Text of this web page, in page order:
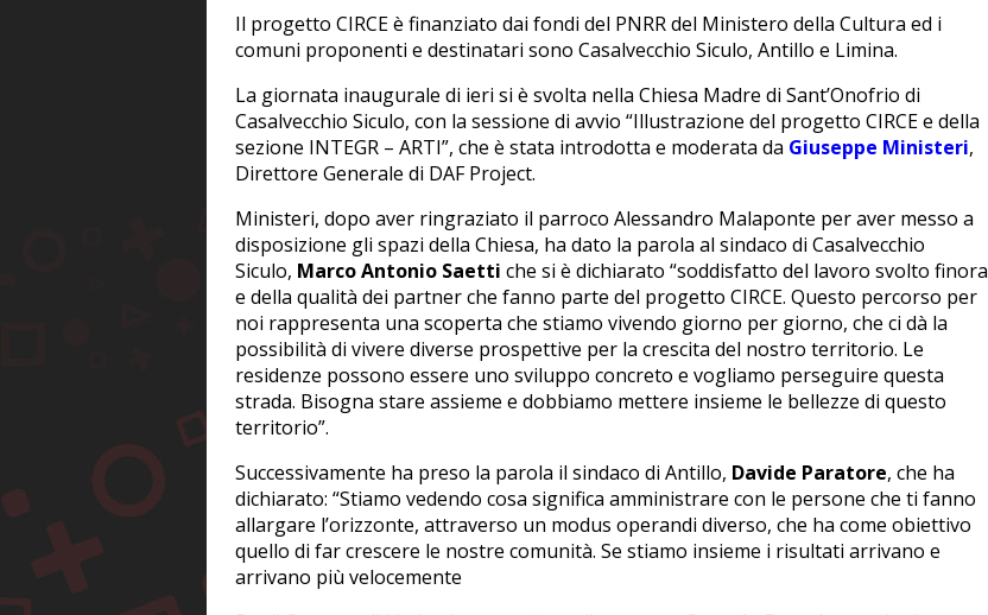
Il progetto CIRCE è finanziato dai fondi del PNRR del Ministero della Cultura ed i
comuni proponenti e destinatari sono Casalvecchio Siculo, Antillo e Limina.
La giornata inaugurale di ieri si è svolta nella Chiesa Madre di Sant’Onofrio di
Casalvecchio Siculo, con la sessione di avvio “Illustrazione del progetto CIRCE e della
sezione INTEGR – ARTI”, che è stata introdotta e moderata da Giuseppe Ministeri,
Direttore Generale di DAF Project.
Ministeri, dopo aver ringraziato il parroco Alessandro Malaponte per aver messo a
disposizione gli spazi della Chiesa, ha dato la parola al sindaco di Casalvecchio
Siculo, Marco Antonio Saetti che si è dichiarato “soddisfatto del lavoro svolto finora
e della qualità dei partner che fanno parte del progetto CIRCE. Questo percorso per
noi rappresenta una scoperta che stiamo vivendo giorno per giorno, che ci dà la
possibilità di vivere diverse prospettive per la crescita del nostro territorio. Le
residenze possono essere uno sviluppo concreto e vogliamo perseguire questa
strada. Bisogna stare assieme e dobbiamo mettere insieme le bellezze di questo
territorio”.
Successivamente ha preso la parola il sindaco di Antillo, Davide Paratore, che ha
dichiarato: “Stiamo vedendo cosa significa amministrare con le persone che ti fanno
allargare l’orizzonte, attraverso un modus operandi diverso, che ha come obiettivo
quello di far crescere le nostre comunità. Se stiamo insieme i risultati arrivano e
arrivano più velocemente